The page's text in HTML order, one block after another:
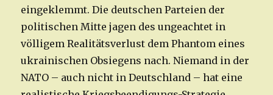
eingeklemmt. Die deutschen Parteien der
politischen Mitte jagen des ungeachtet in
völligem Realitätsverlust dem Phantom eines
ukrainischen Obsiegens nach. Niemand in der
NATO – auch nicht in Deutschland – hat eine